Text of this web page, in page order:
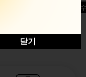
허니옥
닫기